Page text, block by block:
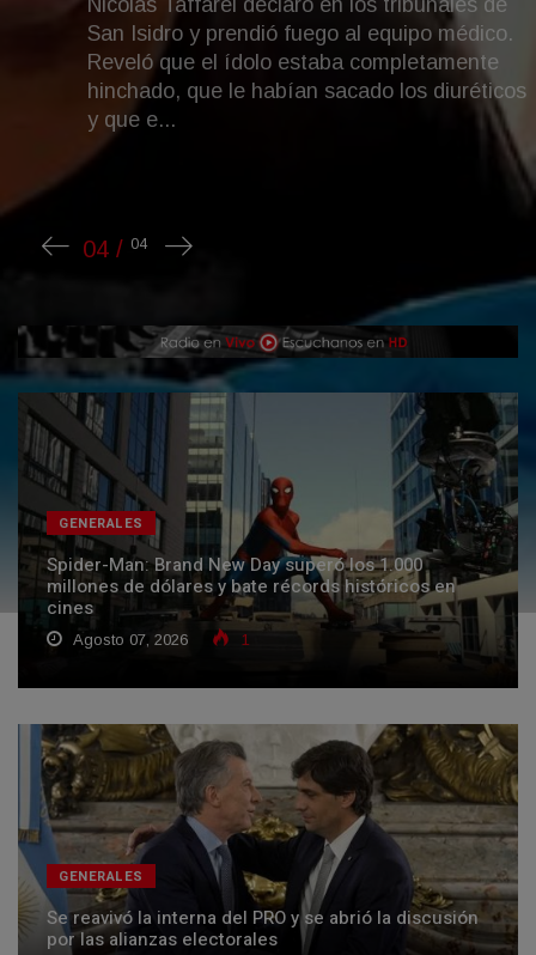
Nicolás Taffarel declaró en los tribunales de
San Isidro y prendió fuego al equipo médico.
Reveló que el ídolo estaba completamente
hinchado, que le habían sacado los diuréticos
y que e...
GENERALES
Spider-Man: Brand New Day superó los 1.000
millones de dólares y bate récords históricos en
cines
Agosto 07, 2026 1
GENERALES
Se reavivó la interna del PRO y se abrió la discusión
por las alianzas electorales